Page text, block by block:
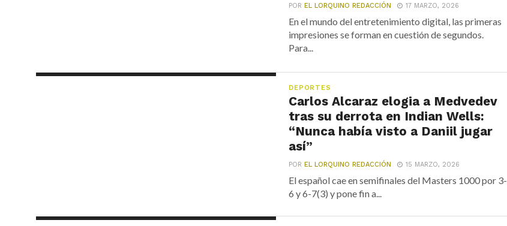
POREL LORQUINO REDACCIÓN 17 MARZO, 2026
En el mundo del entretenimiento digital, las primeras
impresiones se forman en cuestión de segundos.
Para...
DEPORTES
Carlos Alcaraz elogia a Medvedev
tras su derrota en Indian Wells:
“Nunca había visto a Daniil jugar
así”
POREL LORQUINO REDACCIÓN 15 MARZO, 2026
El español cae en semifinales del Masters 1000 por 3-
6 y 6-7(3) y pone fin a...